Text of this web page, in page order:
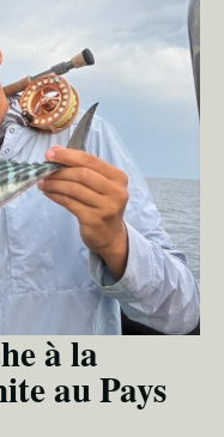
à la
au Pays